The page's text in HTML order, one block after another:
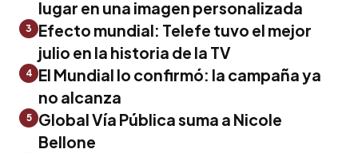
lugar en una imagen personalizada
3
Efecto mundial: Telefe tuvo el mejor
julio en la historia de la TV
4 El Mundial lo confirmó: la campaña ya
no alcanza
5
Global Vía Pública suma a Nicole
Bellone